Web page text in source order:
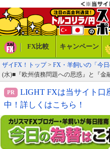
FX比較 キャンペーン
ザイFX！トップ> FX・羊飼いの「今日
(水)■『欧州債務問題への思惑』と『金
LIGHT FXは当サイト口
中！詳しくはこちら！